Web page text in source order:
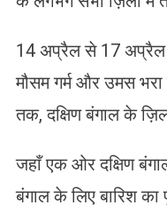
14 अप्रैल से 17 अप्रैल
मौसम गर्म और उमस
तक, दक्षिण बंगाल के
जहाँ एक ओर दक्षिण
बंगाल के लिए बारिश का